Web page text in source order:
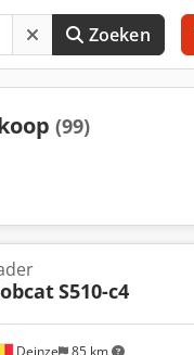
Zoeken
(99)
S510-c4